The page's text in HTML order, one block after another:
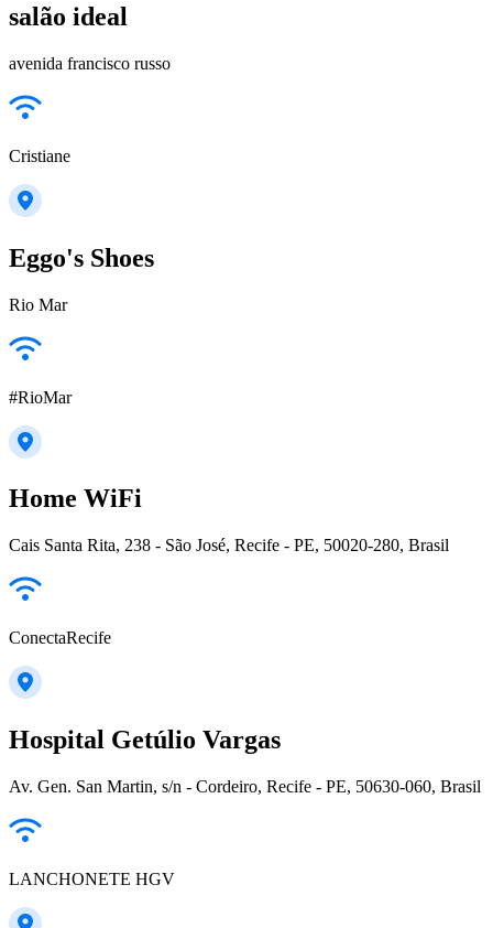
salão ideal
avenida francisco russo
Cristiane
Eggo's Shoes
Rio Mar
#RioMar
Home WiFi
Cais Santa Rita, 238 - São José, Recife - PE, 50020-280, Brasil
ConectaRecife
Hospital Getúlio Vargas
Av. Gen. San Martin, s/n - Cordeiro, Recife - PE, 50630-060, Brasil
LANCHONETE HGV